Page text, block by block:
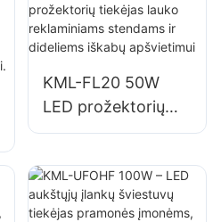
tokioms kaip
pramoniniai
sandėliai.
KML-FL20 50W
LED prožektorių
tiekėjas lauko
stendams ir
dideliems iškabų